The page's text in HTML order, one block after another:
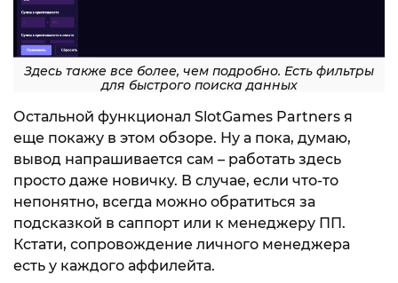
Здесь также все более, чем подробно. Есть фильтры
для быстрого поиска данных
Остальной функционал SlotGames Partners я
еще покажу в этом обзоре. Ну а пока, думаю,
вывод напрашивается сам – работать здесь
просто даже новичку. В случае, если что-то
непонятно, всегда можно обратиться за
подсказкой в саппорт или к менеджеру ПП.
Кстати, сопровождение личного менеджера
есть у каждого аффилейта.